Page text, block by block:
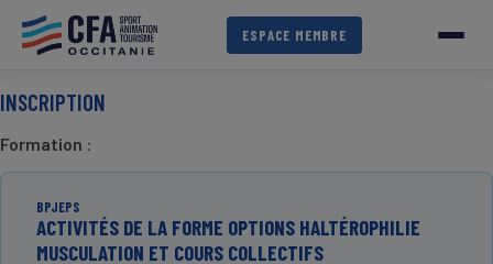
contenu
ESPACE MEMBRE
INSCRIPTION
Formation :
BPJEPS
ACTIVITÉS DE LA FORME OPTIONS HALTÉROPHILIE
MUSCULATION ET COURS COLLECTIFS